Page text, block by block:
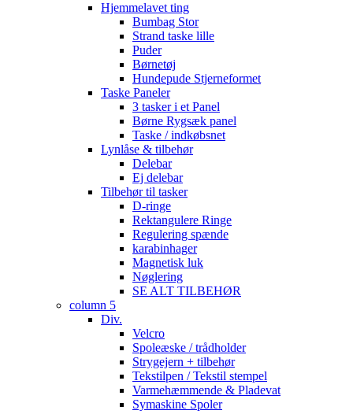
Hjemmelavet ting
Bumbag Stor
Strand taske lille
Puder
Børnetøj
Hundepude Stjerneformet
Taske Paneler
3 tasker i et Panel
Børne Rygsæk panel
Taske / indkøbsnet
Lynlåse & tilbehør
Delebar
Ej delebar
Tilbehør til tasker
D-ringe
Rektangulere Ringe
Regulering spænde
karabinhager
Magnetisk luk
Nøglering
SE ALT TILBEHØR
column 5
Div.
Velcro
Spoleæske / trådholder
Strygejern + tilbehør
Tekstilpen / Tekstil stempel
Varmehæmmende & Pladevat
Symaskine Spoler